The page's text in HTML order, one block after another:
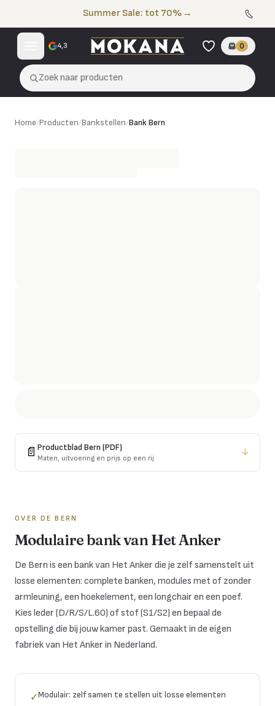
Summer Sale: tot 70% →
4,3 0
Zoek naar producten
Bank Bern
Home/Producten/Bankstellen/Bank Bern
📄 ProductbladBern(PDF)
Maten, uitvoering en prijs op een rij
↓
OVER DE BERN
Modulaire bank van Het Anker
De Bern is een bank van Het Anker die je zelf samenstelt uit
losse elementen: complete banken, modules met of zonder
armleuning, een hoekelement, een longchair en een poef.
Kies leder (D/R/S/L.60) of stof (S1/S2) en bepaal de
opstelling die bij jouw kamer past. Gemaakt in de eigen
fabriek van Het Anker in Nederland.
✓Modulair: zelf samen te stellen uit losse elementen